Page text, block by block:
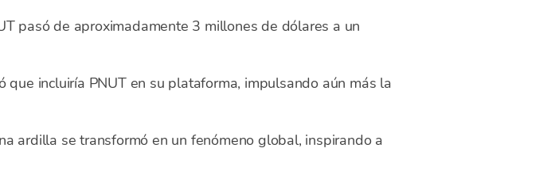
pasó de aproximadamente 3 millones de dólares a un
que incluiría PNUT en su plataforma, impulsando aún más la
ardilla se transformó en un fenómeno global, inspirando a